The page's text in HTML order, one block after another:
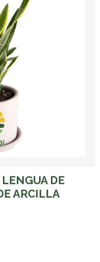
DE
ARCILLA